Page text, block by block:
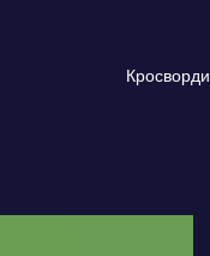
Кросворди